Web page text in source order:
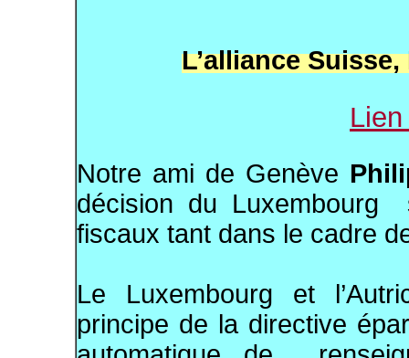
L’alliance
Notre ami de Genève
décision du Luxembourg
fiscaux tant dans le cadre
Le Luxembourg et
principe de la directive